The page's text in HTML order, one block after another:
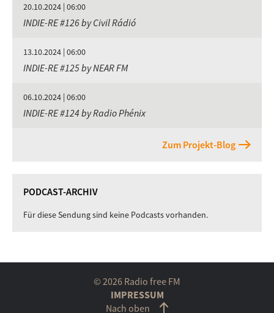
20.10.2024 | 06:00
INDIE-RE #126 by Civil Rádió
13.10.2024 | 06:00
INDIE-RE #125 by NEAR FM
06.10.2024 | 06:00
INDIE-RE #124 by Radio Phénix
Zum Projekt-Blog
PODCAST-ARCHIV
Für diese Sendung sind keine Podcasts vorhanden.
© 2026 Radio free FM
IMPRESSUM
Nach oben